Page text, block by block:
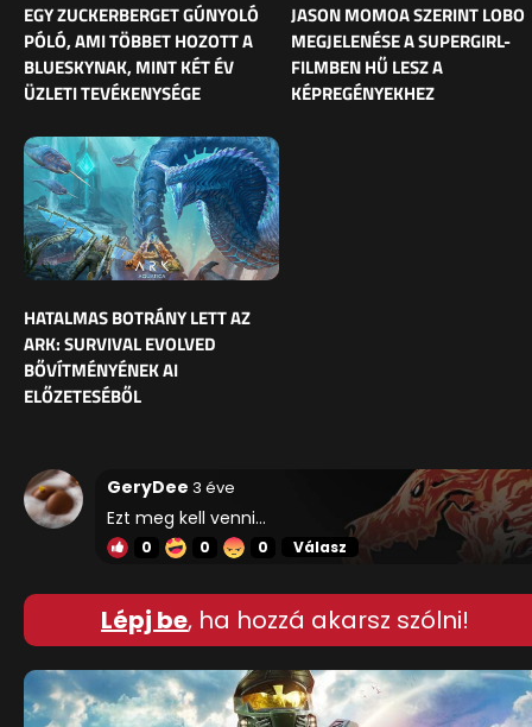
EGY ZUCKERBERGET GÚNYOLÓ
PÓLÓ, AMI TÖBBET HOZOTT A
BLUESKYNAK, MINT KÉT ÉV
ÜZLETI TEVÉKENYSÉGE
JASON MOMOA SZERINT LOBO
MEGJELENÉSE A SUPERGIRL-
FILMBEN HŰ LESZ A
KÉPREGÉNYEKHEZ
HATALMAS BOTRÁNY LETT AZ
ARK: SURVIVAL EVOLVED
BŐVÍTMÉNYÉNEK AI
ELŐZETESÉBŐL
GeryDee 3 éve
Ezt meg kell venni...
0 0 0 Válasz
Lépj be, ha hozzá akarsz szólni!